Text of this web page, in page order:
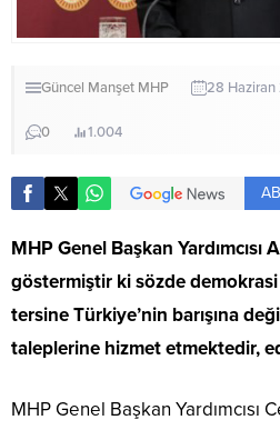
Güncel Manşet MHP 28 Haziran
0 1.004
MHP Genel Başkan Yardımcısı
göstermiştir ki sözde
tersine Türkiye’nin barışına
taleplerine hizmet etmektedir,
MHP Genel Başkan Yardımcısı